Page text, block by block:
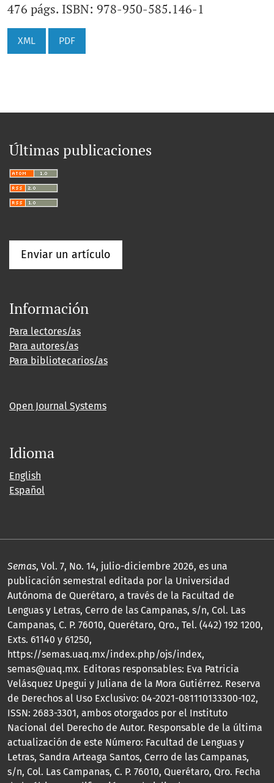
476 págs. ISBN: 978-950-585.146-1
XML PDF
Últimas publicaciones
Enviar un artículo
Información
Para lectores/as
Para autores/as
Para bibliotecarios/as
Open Journal Systems
Idioma
English
Español
Semas, Vol. 7, No. 14, julio-diciembre 2026, es una
publicación semestral editada por la Universidad
Autónoma de Querétaro, a través de la Facultad de
Lenguas y Letras, Cerro de las Campanas, s/n, Col. Las
Campanas, C. P. 76010, Querétaro, Qro., Tel. (442) 192 1200,
Exts. 61140 y 61250,
https://semas.uaq.mx/index.php/ojs/index,
semas@uaq.mx. Editoras responsables: Eva Patricia
Velásquez Upegui y Juliana de la Mora Gutiérrez. Reserva
de Derechos al Uso Exclusivo: 04-2021-081110133300-102,
ISSN: 2683-3301, ambos otorgados por el Instituto
Nacional del Derecho de Autor. Responsable de la última
actualización de este Número: Facultad de Lenguas y
Letras, Sandra Arteaga Santos, Cerro de las Campanas,
s/n, Col. Las Campanas, C. P. 76010, Querétaro, Qro. Fecha